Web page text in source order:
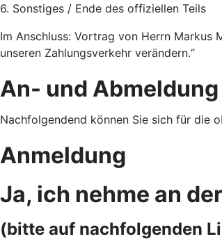
6. Sonstiges / Ende des offiziellen Teils
Im Anschluss: Vortrag von Herrn Markus
unseren Zahlungsverkehr verändern.“
An- und Abmeldung
Nachfolgendend können Sie sich für die
Anmeldung
Ja, ich nehme an
(bitte auf nachfolgenden